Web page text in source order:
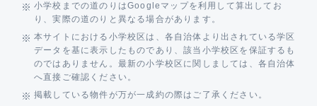
小学校までの道のりはGoogleマップを利用して算出してお
り、実際の道のりと異なる場合があります。
本サイトにおける小学校区は、各自治体より出されている学区
データを基に表示したものであり、該当小学校区を保証するも
のではありません。最新の小学校区に関しましては、各自治体
へ直接ご確認ください。
掲載している物件が万が一成約の際はご了承ください。